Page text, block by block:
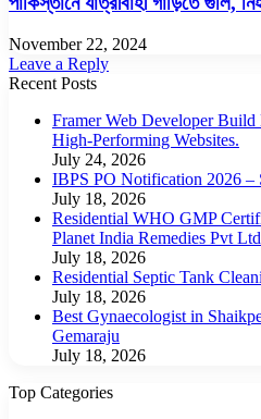
November 22, 2024
Leave a Reply
Recent Posts
Framer Web Developer Build
High-Performing Websites.
July 24, 2026
IBPS PO Notification 2026 –
July 18, 2026
Residential WHO GMP
Planet India Remedies Pvt Ltd
July 18, 2026
Residential Septic Tank
July 18, 2026
Best Gynaecologist in
Gemaraju
July 18, 2026
Top Categories